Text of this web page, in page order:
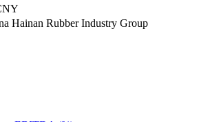
Rubber Industry Group